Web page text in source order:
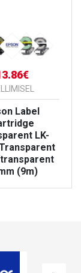
Label
LK-
(9m)